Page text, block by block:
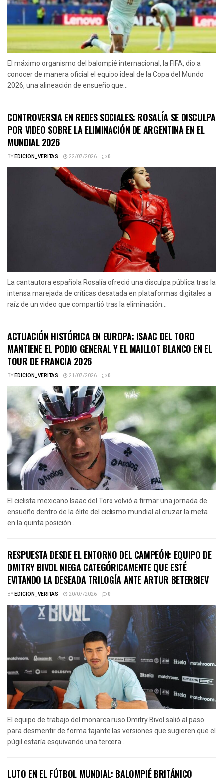
El máximo organismo del balompié internacional, la FIFA, dio a
conocer de manera oficial el equipo ideal de la Copa del Mundo
2026, una alineación de ensueño que...
CONTROVERSIA EN REDES SOCIALES: ROSALÍA SE DISCULPA
POR VIDEO SOBRE LA ELIMINACIÓN DE ARGENTINA EN EL
MUNDIAL 2026
BYEDICION_VERITAS 22/07/2026 0
La cantautora española Rosalía ofreció una disculpa pública tras la
intensa marejada de críticas desatada en plataformas digitales a
raíz de un video que compartió tras la eliminación...
ACTUACIÓN HISTÓRICA EN EUROPA: ISAAC DEL TORO
MANTIENE EL PODIO GENERAL Y EL MAILLOT BLANCO EN EL
TOUR DE FRANCIA 2026
BYEDICION_VERITAS 21/07/2026 0
El ciclista mexicano Isaac del Toro volvió a firmar una jornada de
ensueño dentro de la élite del ciclismo mundial al cruzar la meta
en la quinta posición...
RESPUESTA DESDE EL ENTORNO DEL CAMPEÓN: EQUIPO DE
DMITRY BIVOL NIEGA CATEGÓRICAMENTE QUE ESTÉ
EVITANDO LA DESEADA TRILOGÍA ANTE ARTUR BETERBIEV
BYEDICION_VERITAS 20/07/2026 0
El equipo de trabajo del monarca ruso Dmitry Bivol salió al paso
para desmentir de forma tajante las versiones que sugieren que el
púgil estaría esquivando una tercera...
LUTO EN EL FÚTBOL MUNDIAL: BALOMPIÉ BRITÁNICO